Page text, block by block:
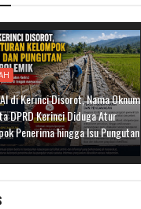
di Kerinci Disorot, Nama Oknum
DPRD Kerinci Diduga Atur
Penerima hingga Isu Pungutan